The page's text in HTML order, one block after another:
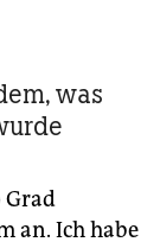
was
Grad
an. Ich habe